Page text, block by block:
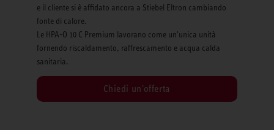
e il cliente si è affidato ancora a Stiebel Eltron cambiando
fonte di calore.
Le HPA-O 10 C Premium lavorano come un'unica unità
fornendo riscaldamento, raffrescamento e acqua calda
sanitaria.
Chiedi un'offerta